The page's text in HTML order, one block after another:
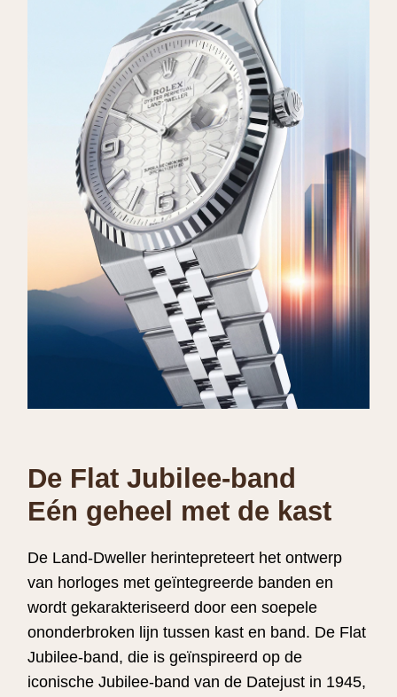
De Flat Jubilee-band
Eén geheel met de kast
De Land-Dweller herintepreteert het ontwerp
van horloges met geïntegreerde banden en
wordt gekarakteriseerd door een soepele
ononderbroken lijn tussen kast en band. De Flat
Jubilee-band, die is geïnspireerd op de
iconische Jubilee-band van de Datejust in 1945,